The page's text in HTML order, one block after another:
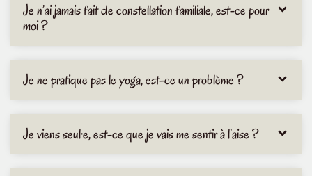
Je n’ai jamais fait de constellation familiale, est-ce pour
moi ?
Je ne pratique pas le yoga, est-ce un problème ?
Je viens seul·e, est-ce que je vais me sentir à l’aise ?